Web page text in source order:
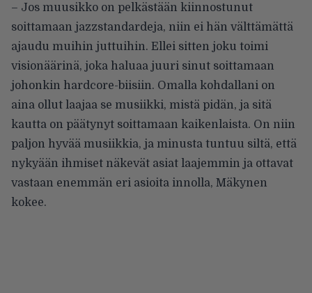
– Jos muusikko on pelkästään kiinnostunut
soittamaan jazzstandardeja, niin ei hän välttämättä
ajaudu muihin juttuihin. Ellei sitten joku toimi
visionäärinä, joka haluaa juuri sinut soittamaan
johonkin hardcore-biisiin. Omalla kohdallani on
aina ollut laajaa se musiikki, mistä pidän, ja sitä
kautta on päätynyt soittamaan kaikenlaista. On niin
paljon hyvää musiikkia, ja minusta tuntuu siltä, että
nykyään ihmiset näkevät asiat laajemmin ja ottavat
vastaan enemmän eri asioita innolla, Mäkynen
kokee.